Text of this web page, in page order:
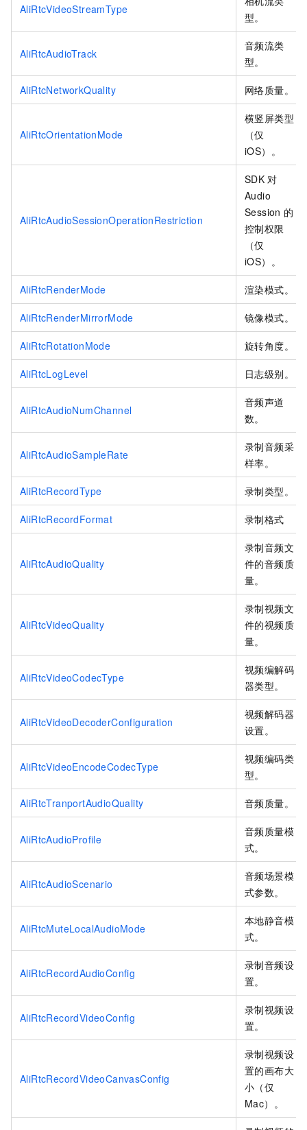
AliRtcVideoStreamType
型。
AliRtcAudioTrack
音频流类
型。
AliRtcNetworkQuality 网络质量。
AliRtcOrientationMode
横竖屏类型
（仅
iOS）。
AliRtcAudioSessionOperationRestriction
SDK 对
Audio
Session 的
控制权限
（仅
iOS）。
AliRtcRenderMode 渲染模式。
AliRtcRenderMirrorMode 镜像模式。
AliRtcRotationMode 旋转角度。
AliRtcLogLevel 日志级别。
AliRtcAudioNumChannel
音频声道
数。
AliRtcAudioSampleRate
录制音频采
样率。
AliRtcRecordType 录制类型。
AliRtcRecordFormat 录制格式
AliRtcAudioQuality
录制音频文
件的音频质
量。
AliRtcVideoQuality
录制视频文
件的视频质
量。
AliRtcVideoCodecType
视频编解码
器类型。
AliRtcVideoDecoderConfiguration
视频解码器
设置。
AliRtcVideoEncodeCodecType
视频编码类
型。
AliRtcTranportAudioQuality 音频质量。
AliRtcAudioProfile
音频质量模
式。
AliRtcAudioScenario
音频场景模
式参数。
AliRtcMuteLocalAudioMode
本地静音模
式。
AliRtcRecordAudioConfig
录制音频设
置。
AliRtcRecordVideoConfig
录制视频设
置。
AliRtcRecordVideoCanvasConfig
录制视频设
置的画布大
小（仅
Mac）。